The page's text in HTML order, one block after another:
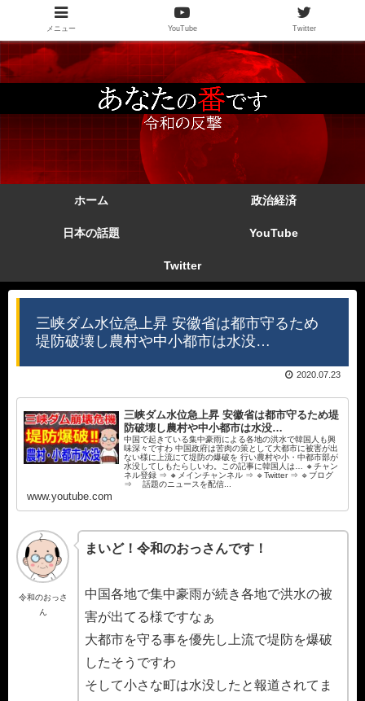
ホーム 政治経済
日本の話題 YouTube
Twitter
三峡ダム水位急上昇 安徽省は都市守るため
堤防破壊し農村や中小都市は水没…
2020.07.23
三峡ダム水位急上昇 安徽省は都市守るため堤
防破壊し農村や中小都市は水没…
中国で起きている集中豪雨による各地の洪水で韓国人も興
味深々ですわ 中国政府は苦肉の策として大都市に被害が出
ない様に上流にて堤防の爆破を 行い農村や小・中都市部が
水没してしもたらしいわ。この記事に韓国人は… 🔸チャン
ネル登録 ⇒ 🔸メインチャンネル ⇒ 🔹Twitter ⇒ 🔹ブログ
⇒ 話題のニュースを配信...
www.youtube.com
令和のおっさ
ん
まいど！令和のおっさんです！
中国各地で集中豪雨が続き各地で洪水の被
害が出てる様ですなぁ
大都市を守る事を優先し上流で堤防を爆破
したそうですわ
そして小さな町は水没したと報道されてま
メニュー YouTube Twitter